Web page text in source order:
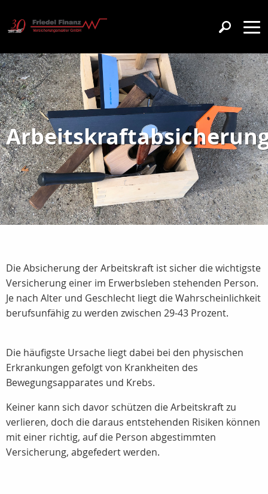
Die Absicherung der Arbeitskraft ist sicher die wichtigste
Versicherung einer im Erwerbsleben stehenden Person.
Je nach Alter und Geschlecht liegt die Wahrscheinlichkeit
berufsunfähig zu werden zwischen 29-43 Prozent.
Die häufigste Ursache liegt dabei bei den physischen
Erkrankungen gefolgt von Krankheiten des
Bewegungsapparates und Krebs.
Keiner kann sich davor schützen die Arbeitskraft zu
verlieren, doch die daraus entstehenden Risiken können
mit einer richtig, auf die Person abgestimmten
Versicherung, abgefedert werden.